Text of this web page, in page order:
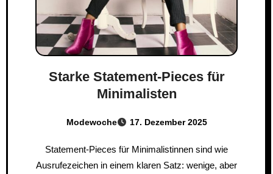
Starke Statement-Pieces für
Minimalisten
Modewoche 17. Dezember 2025
Statement-Pieces für Minimalistinnen sind wie
Ausrufezeichen in einem klaren Satz: wenige, aber